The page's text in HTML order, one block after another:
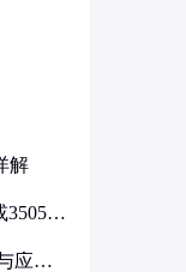
解
3505代
应用